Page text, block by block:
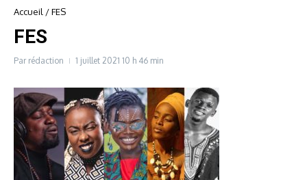
Accueil /FES
FES
Par rédaction 1 juillet 2021 10 h 46 min